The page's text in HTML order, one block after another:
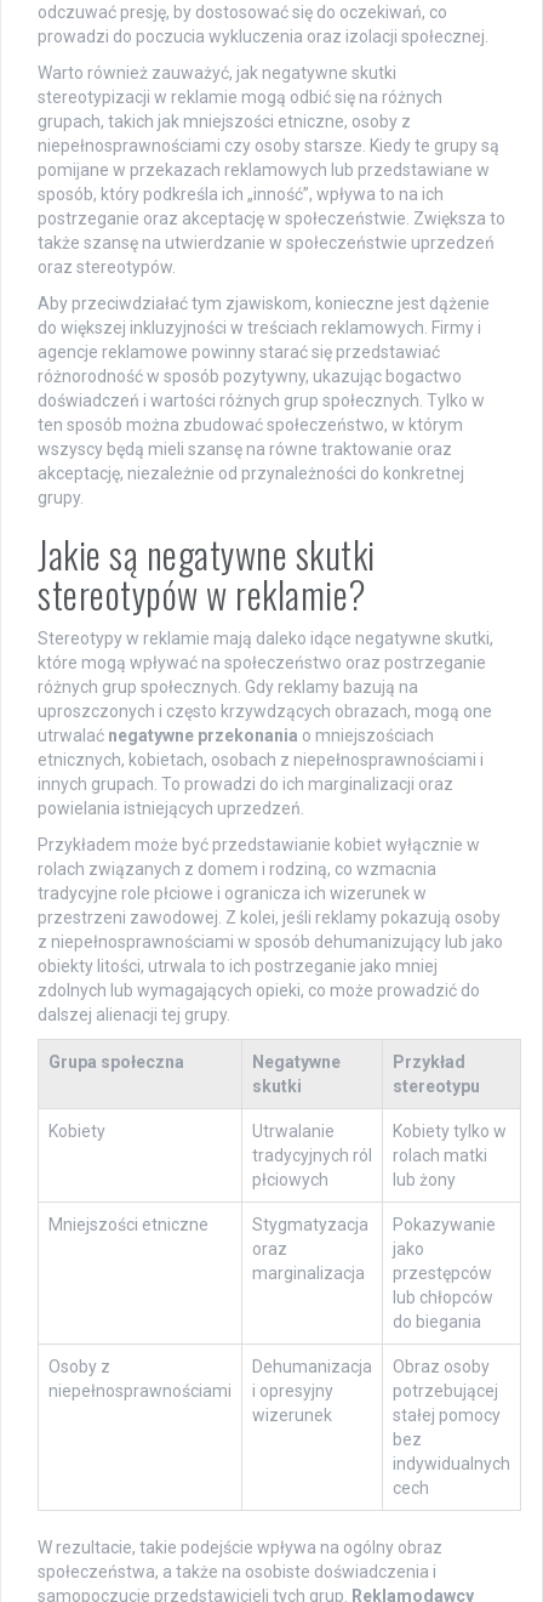
odczuwać presję, by dostosować się do oczekiwań, co
prowadzi do poczucia wykluczenia oraz izolacji społecznej.
Warto również zauważyć, jak negatywne skutki
stereotypizacji w reklamie mogą odbić się na różnych
grupach, takich jak mniejszości etniczne, osoby z
niepełnosprawnościami czy osoby starsze. Kiedy te grupy są
pomijane w przekazach reklamowych lub przedstawiane w
sposób, który podkreśla ich „inność”, wpływa to na ich
postrzeganie oraz akceptację w społeczeństwie. Zwiększa to
także szansę na utwierdzanie w społeczeństwie uprzedzeń
oraz stereotypów.
Aby przeciwdziałać tym zjawiskom, konieczne jest dążenie
do większej inkluzyjności w treściach reklamowych. Firmy i
agencje reklamowe powinny starać się przedstawiać
różnorodność w sposób pozytywny, ukazując bogactwo
doświadczeń i wartości różnych grup społecznych. Tylko w
ten sposób można zbudować społeczeństwo, w którym
wszyscy będą mieli szansę na równe traktowanie oraz
akceptację, niezależnie od przynależności do konkretnej
grupy.
Jakie są negatywne skutki
stereotypów w reklamie?
Stereotypy w reklamie mają daleko idące negatywne skutki,
które mogą wpływać na społeczeństwo oraz postrzeganie
różnych grup społecznych. Gdy reklamy bazują na
uproszczonych i często krzywdzących obrazach, mogą one
utrwalać negatywne przekonania o mniejszościach
etnicznych, kobietach, osobach z niepełnosprawnościami i
innych grupach. To prowadzi do ich marginalizacji oraz
powielania istniejących uprzedzeń.
Przykładem może być przedstawianie kobiet wyłącznie w
rolach związanych z domem i rodziną, co wzmacnia
tradycyjne role płciowe i ogranicza ich wizerunek w
przestrzeni zawodowej. Z kolei, jeśli reklamy pokazują osoby
z niepełnosprawnościami w sposób dehumanizujący lub jako
obiekty litości, utrwala to ich postrzeganie jako mniej
zdolnych lub wymagających opieki, co może prowadzić do
dalszej alienacji tej grupy.
Grupa społeczna
Negatywne
skutki
Przykład
stereotypu
Kobiety
Utrwalanie
tradycyjnych ról
płciowych
Kobiety tylko w
rolach matki
lub żony
Mniejszości etniczne
Stygmatyzacja
oraz
marginalizacja
Pokazywanie
jako
przestępców
lub chłopców
do biegania
Osoby z
niepełnosprawnościami
Dehumanizacja
i opresyjny
wizerunek
Obraz osoby
potrzebującej
stałej pomocy
bez
indywidualnych
cech
W rezultacie, takie podejście wpływa na ogólny obraz
społeczeństwa, a także na osobiste doświadczenia i
samopoczucie przedstawicieli tych grup.
Reklamodawcy